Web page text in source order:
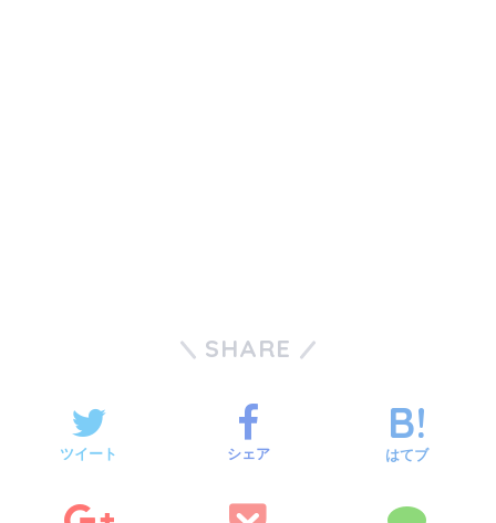
SHARE
ツイート シェア はてブ